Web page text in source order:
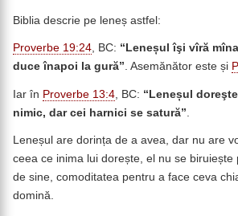
Biblia descrie pe leneș astfel:
Proverbe 19:24, BC: “Leneșul îşi vîră
duce înapoi la gură”. Asemănător este și
Iar în Proverbe 13:4 , BC: “Leneșul
nimic, dar cei harnici se satură”
Leneșul are dorința de a avea, dar nu are
ceea ce inima lui dorește, el nu se biruiește
de sine, comoditatea pentru a face ceva
domină.